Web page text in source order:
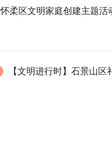
怀柔区文明家庭创建主题活
【文明进行时】石景山